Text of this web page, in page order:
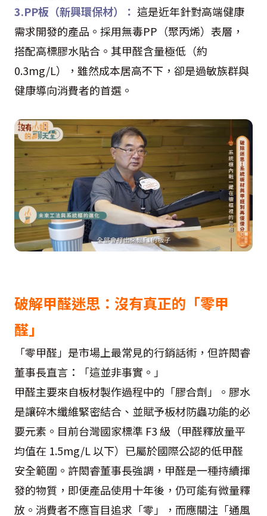
3.PP板（新興環保材）： 這是近年針對高端健康
需求開發的產品。採用無毒PP（聚丙烯）表層，
搭配高標膠水貼合。其甲醛含量極低（約
0.3mg/L），雖然成本居高不下，卻是過敏族群與
健康導向消費者的首選。
破解甲醛迷思：沒有真正的「零甲
醛」
「零甲醛」是市場上最常見的行銷話術，但許閎睿
董事長直言：「這並非事實。」
甲醛主要來自板材製作過程中的「膠合劑」。膠水
是讓碎木纖維緊密結合、並賦予板材防蟲功能的必
要元素。目前台灣國家標準 F3 級（甲醛釋放量平
均值在 1.5mg/L 以下）已屬於國際公認的低甲醛
安全範圍。許閎睿董事長強調，甲醛是一種持續揮
發的物質，即便產品使用十年後，仍可能有微量釋
放。消費者不應盲目追求「零」，而應關注「通風